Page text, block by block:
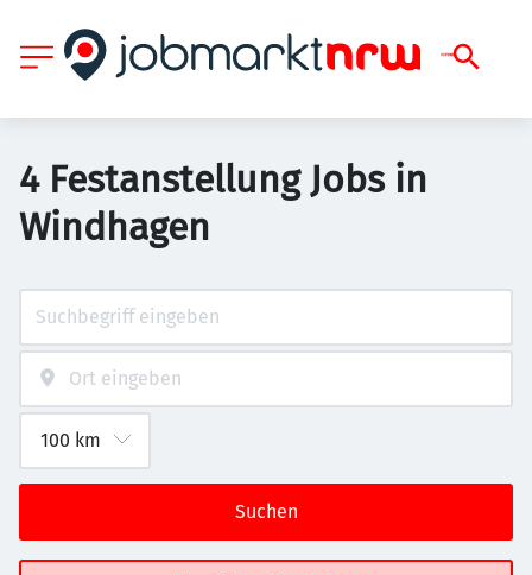
4 Festanstellung Jobs in
Windhagen
Suchen